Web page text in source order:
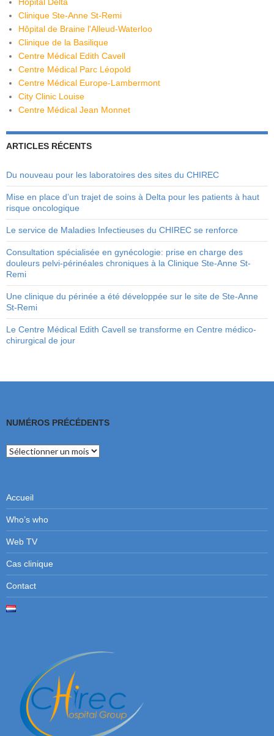
Hôpital Delta
Clinique Ste-Anne St-Remi
Hôpital de Braine l'Alleud-Waterloo
Clinique de la Basilique
Centre Médical Edith Cavell
Centre Médical Parc Léopold
Centre Médical Europe-Lambermont
City Clinic Louise
Centre Médical Jean Monnet
ARTICLES RÉCENTS
Du nouveau pour les laboratoires des sites du CHIREC
Mise en place d’un trajet de soins à Delta pour les patients à haut
risque oncologique
Le service de Maladies Infectieuses du CHIREC se renforce
Consultation spécialisée en gynécologie: prise en charge des
douleurs pelvi-périnéales chroniques à la Clinique Ste-Anne St-
Remi
Une clinique du périnée a été développée sur le site de Ste-Anne
St-Remi
Le Centre Médical Edith Cavell se transforme en Centre médico-
chirurgical de jour
NUMÉROS PRÉCÉDENTS
Numéros
précédents
Accueil
Who’s who
Web TV
Cas clinique
Contact